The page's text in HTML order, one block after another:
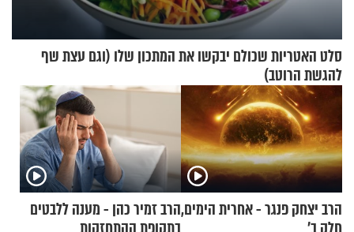
סלט האטריות שכולם יבקשו את המתכון שלו (וגם עצת שף
להגשת הרוטב)
הרב יצחק פנגר - אחרית הימים,הרב זמיר כהן - מענה ללבטים